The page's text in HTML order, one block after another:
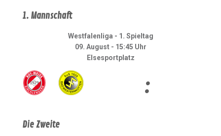
1. Mannschaft
Westfalenliga - 1. Spieltag
09. August - 15:45 Uhr
Elsesportplatz
:
Die Zweite